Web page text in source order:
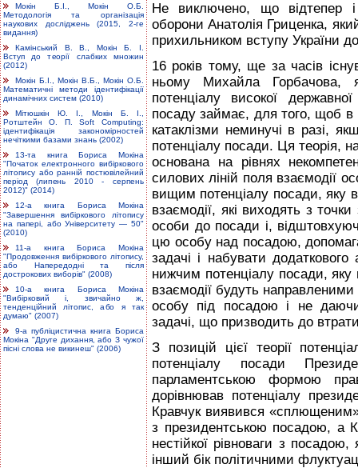
Мокін Б.І., Мокін О.Б.
Методологія та організація
наукових досліджень (2015, 2-ге
видання)
Камінський В. В., Мокін Б. І.
Вступ до теорії слабких множин
(2012)
Мокін Б.І., Мокін В.Б., Мокін О.Б.
Математичні методи ідентифікації
динамічних систем (2010)
Мітюшкін Ю. І., Мокін Б. І.,
Ротштейн О. П. Soft Computing:
ідентифікація закономірностей
нечіткими базами знань (2002)
13-та книга Бориса Мокіна
"Початок електронного вибіркового
літопису або ранній постювілейний
період (липень 2010 - серпень
2012)" (2014)
12-а книга Бориса Мокіна
"Завершення вибіркового літопису
на папері, або Університету — 50"
(2010)
11-а книга Бориса Мокіна
"Продовження вибіркового літопису,
або Напередодні та після
дострокових виборів" (2008)
10-а книга Бориса Мокіна
"Вибірковий і, звичайно ж,
тенденційний літопис, або я так
думаю" (2007)
9-а публіцистична книга Бориса
Мокіна "Друге дихання, або З чужої
пісні слова не викинеш" (2006)
Не виключено, що відтепер і
оборони Анатолія Гриценка,
прихильником вступу України
16 років тому, ще за часів
ньому Михайла Горбачова, я
потенціалу високої
посаду займає, для того, щоб в
катаклізми неминучі в разі,
потенціалу посади. Ця теорія,
основана на рівнях
силових ліній поля взаємодії
вищим потенціалу посади, яку
взаємодії, які виходять з
особи до посади і,
цю особу над посадою,
задачі і набувати
нижчим потенціалу посади, яку
взаємодії будуть
особу під посадою і не
задачі, що призводить до
З позицій цієї теорії
потенціалу посади
парламентською формою
дорівнював потенціалу
Кравчук виявився
з президентською посадою, а
нестійкої рівноваги з
інший бік політичними